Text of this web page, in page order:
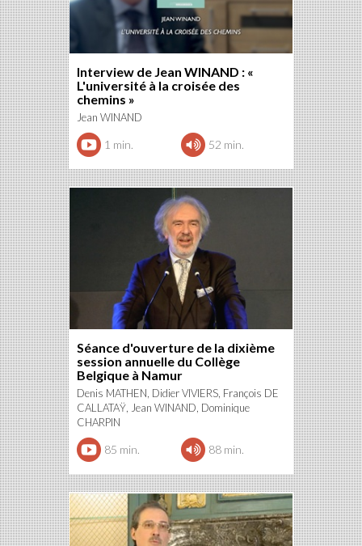
Interview de Jean WINAND : «
L'université à la croisée des
chemins »
Jean WINAND
1 min. 52 min.
Séance d'ouverture de la dixième
session annuelle du Collège
Belgique à Namur
Denis MATHEN, Didier VIVIERS, François DE
CALLATAŸ, Jean WINAND, Dominique
CHARPIN
85 min. 88 min.